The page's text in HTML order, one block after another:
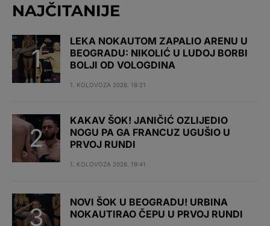
NAJČITANIJE
LEKA NOKAUTOM ZAPALIO ARENU U
BEOGRADU: NIKOLIĆ U LUDOJ BORBI
BOLJI OD VOLOGDINA
1. KOLOVOZA 2026. 18:21
KAKAV ŠOK! JANIČIĆ OZLIJEDIO
NOGU PA GA FRANCUZ UGUŠIO U
PRVOJ RUNDI
1. KOLOVOZA 2026. 19:41
NOVI ŠOK U BEOGRADU! URBINA
NOKAUTIRAO ČEPU U PRVOJ RUNDI